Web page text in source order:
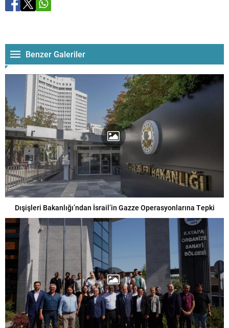
Benzer Galeriler
Dışişleri Bakanlığı’ndan İsrail’in Gazze Operasyonlarına Tepki